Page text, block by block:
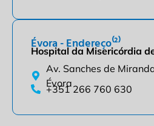
Évora - Endereço⁽²⁾
Hospital da Misericórdia de
Av. Sanches de
Évora
+351 266 760 630